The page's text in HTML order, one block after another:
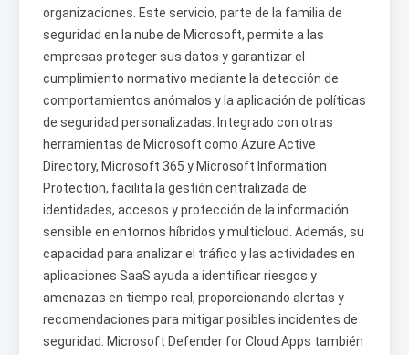
organizaciones. Este servicio, parte de la familia de
seguridad en la nube de Microsoft, permite a las
empresas proteger sus datos y garantizar el
cumplimiento normativo mediante la detección de
comportamientos anómalos y la aplicación de políticas
de seguridad personalizadas. Integrado con otras
herramientas de Microsoft como Azure Active
Directory, Microsoft 365 y Microsoft Information
Protection, facilita la gestión centralizada de
identidades, accesos y protección de la información
sensible en entornos híbridos y multicloud. Además, su
capacidad para analizar el tráfico y las actividades en
aplicaciones SaaS ayuda a identificar riesgos y
amenazas en tiempo real, proporcionando alertas y
recomendaciones para mitigar posibles incidentes de
seguridad. Microsoft Defender for Cloud Apps también